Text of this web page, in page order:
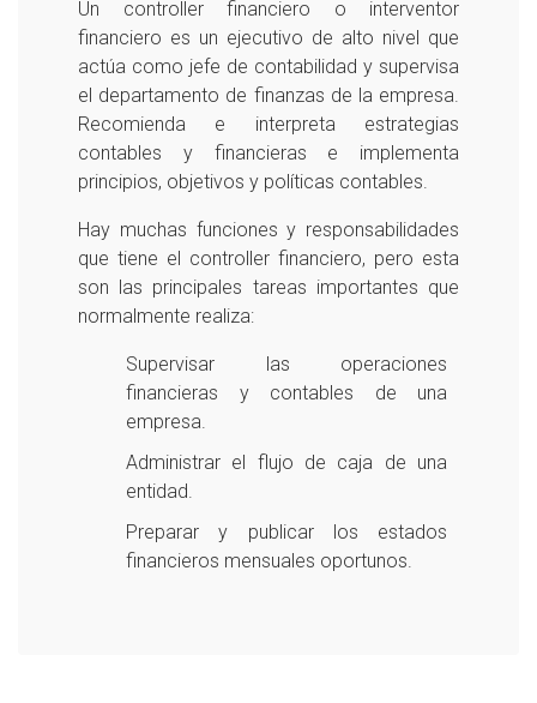
Un controller financiero o interventor
financiero es un ejecutivo de alto nivel que
actúa como jefe de contabilidad y supervisa
el departamento de finanzas de la empresa.
Recomienda e interpreta estrategias
contables y financieras e implementa
principios, objetivos y políticas contables.
Hay muchas funciones y responsabilidades
que tiene el controller financiero, pero esta
son las principales tareas importantes que
normalmente realiza:
Supervisar las operaciones
financieras y contables de una
empresa.
Administrar el flujo de caja de una
entidad.
Preparar y publicar los estados
financieros mensuales oportunos.